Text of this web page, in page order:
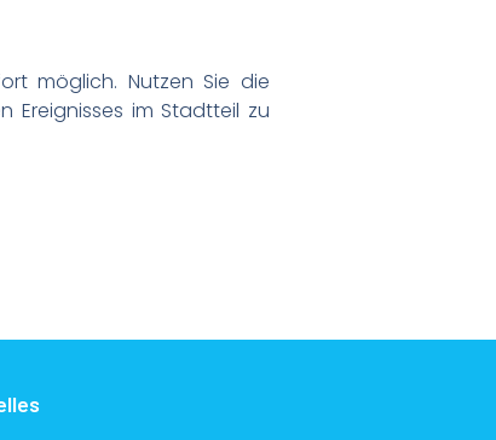
möglich. Nutzen Sie die
Ereignisses im Stadtteil zu